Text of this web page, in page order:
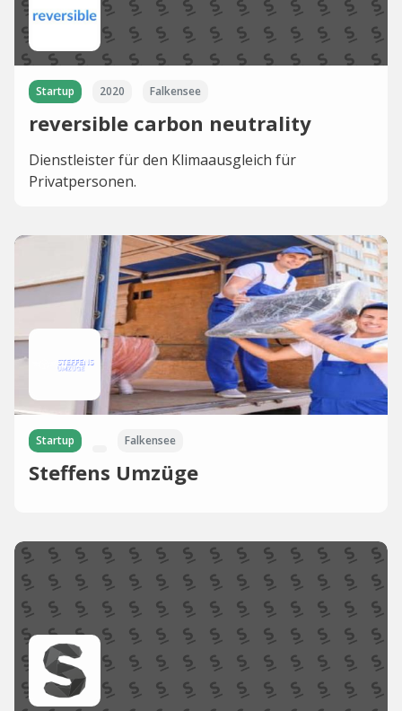
Startup 2020 Falkensee
reversible carbon neutrality
Dienstleister für den Klimaausgleich für
Privatpersonen.
Startup Falkensee
Steffens Umzüge